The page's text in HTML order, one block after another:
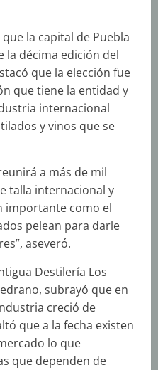
la capital de Puebla
la décima edición del
que la elección fue
que tiene la entidad y
internacional
y vinos que se
a más de mil
talla internacional y
importante como el
pelean para darle
aseveró.
Destilería Los
subrayó que en
creció de
que a la fecha existen
lo que
que dependen de